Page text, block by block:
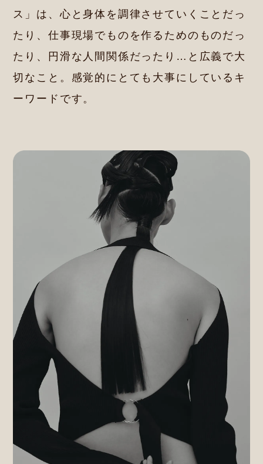
ス」は、心と身体を調律させていくことだっ
たり、仕事現場でものを作るためのものだっ
たり、円滑な人間関係だったり…と広義で大
切なこと。感覚的にとても大事にしているキ
ーワードです。